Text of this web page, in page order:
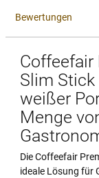
Bewertungen
Slim Stick
weißer
Menge
Die Coffeefair
ideale Lösung für